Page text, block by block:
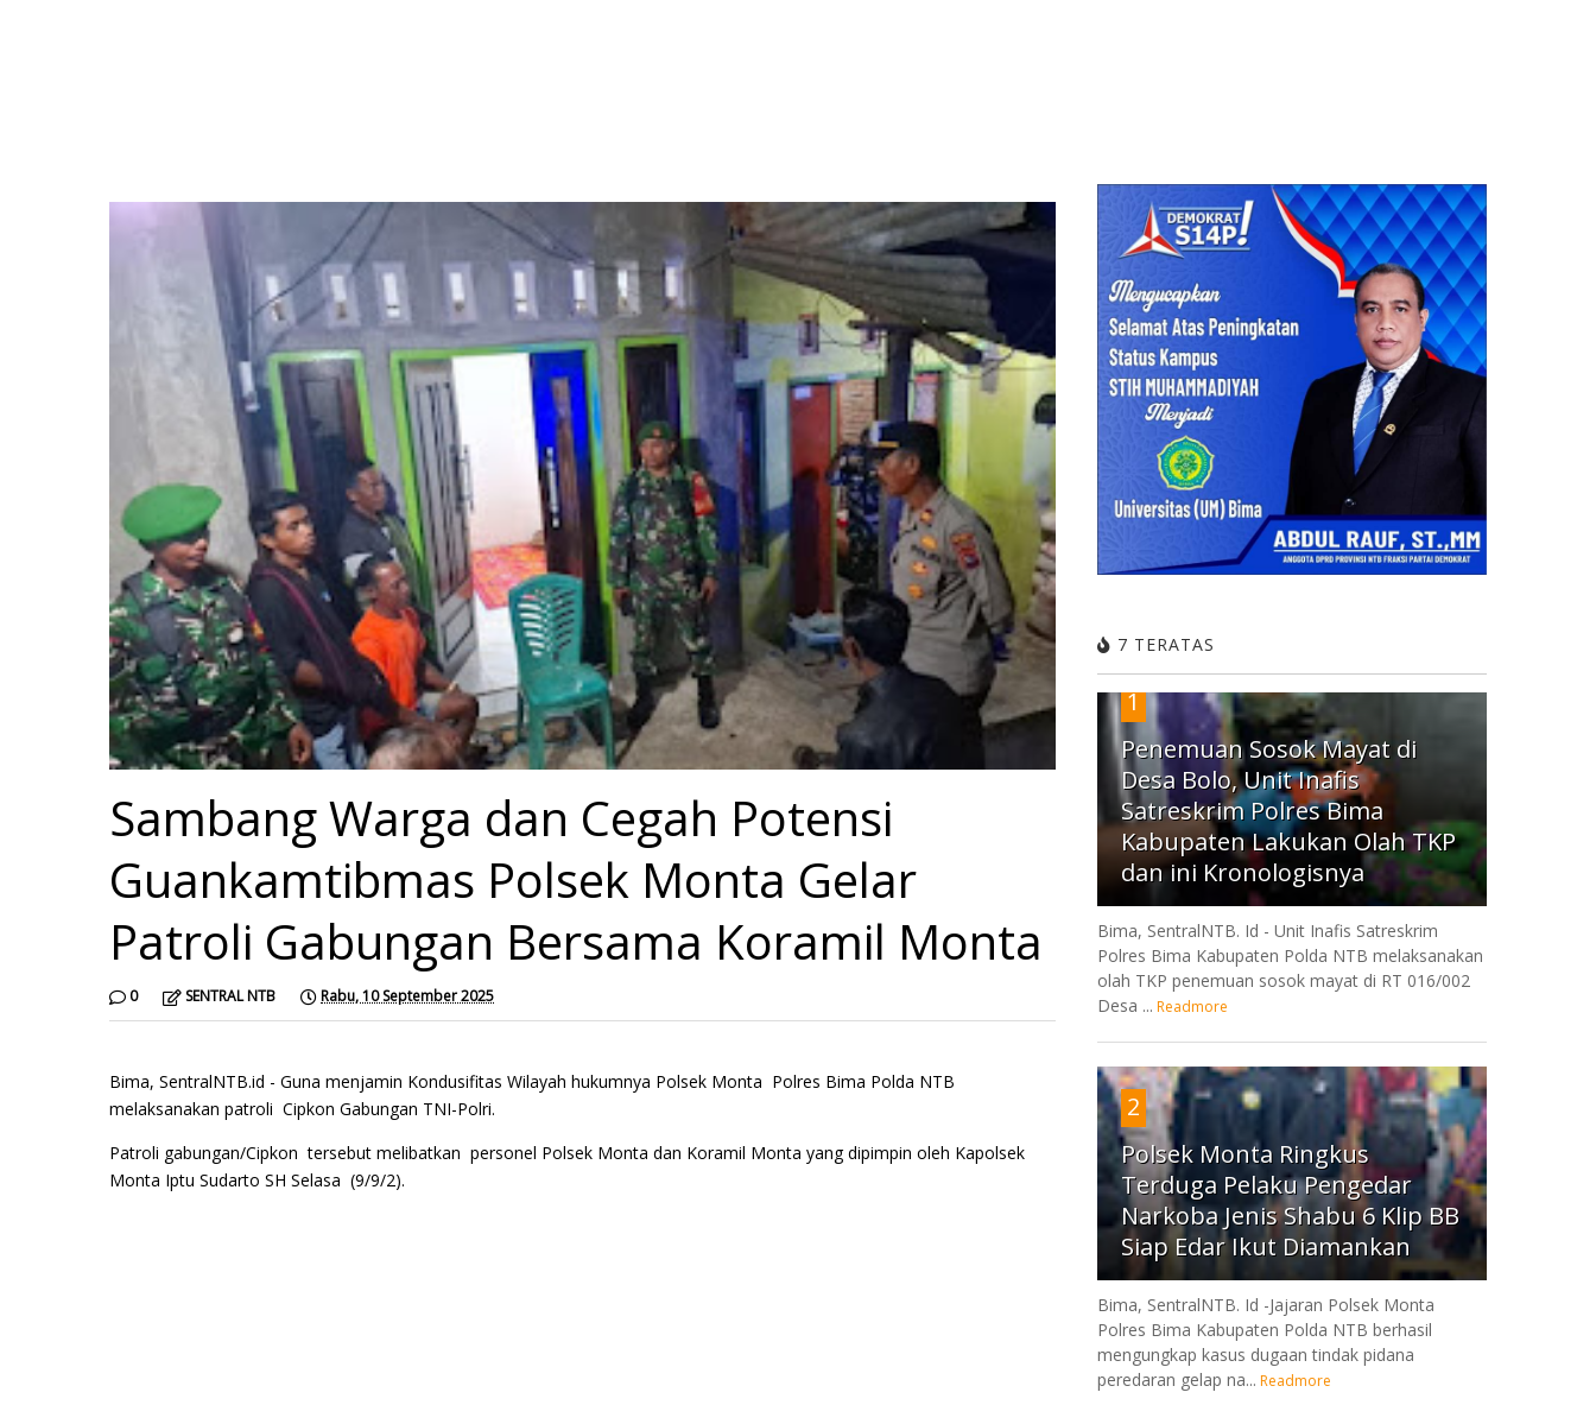
Sambang Warga dan Cegah Potensi
Guankamtibmas Polsek Monta Gelar
Patroli Gabungan Bersama Koramil Monta
0 SENTRAL NTB Rabu, 10 September 2025
Bima, SentralNTB.id - Guna menjamin Kondusifitas Wilayah hukumnya Polsek Monta Polres Bima Polda NTB
melaksanakan patroli Cipkon Gabungan TNI-Polri.
Patroli gabungan/Cipkon tersebut melibatkan personel Polsek Monta dan Koramil Monta yang dipimpin oleh Kapolsek
Monta Iptu Sudarto SH Selasa (9/9/2).
7 TERATAS
1
Penemuan Sosok Mayat di
Desa Bolo, Unit Inafis
Satreskrim Polres Bima
Kabupaten Lakukan Olah TKP
dan ini Kronologisnya
Bima, SentralNTB. Id - Unit Inafis Satreskrim
Polres Bima Kabupaten Polda NTB melaksanakan
olah TKP penemuan sosok mayat di RT 016/002
Desa ... Readmore
2
Polsek Monta Ringkus
Terduga Pelaku Pengedar
Narkoba Jenis Shabu 6 Klip BB
Siap Edar Ikut Diamankan
Bima, SentralNTB. Id -Jajaran Polsek Monta
Polres Bima Kabupaten Polda NTB berhasil
mengungkap kasus dugaan tindak pidana
peredaran gelap na... Readmore
3